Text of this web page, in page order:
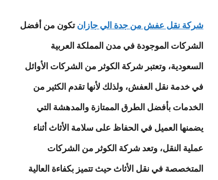
شركة نقل عفش من جدة الي جازانتكون من أفضل
الشركات الموجودة في مدن المملكة العربية
السعودية، وتعتبر شركة الكوثر من الشركات الأوائل
في خدمة نقل العفش، ولذلك لأنها تقدم الكثير من
الخدمات بأفضل الطرق الممتازة والمدهشة التي
يضمنها العميل في الحفاظ على سلامة الأثاث أثناء
عملية النقل، وتعد شركة الكوثر من الشركات
المتخصصة في نقل الأثاث حيث تتميز بكفاءة العالية